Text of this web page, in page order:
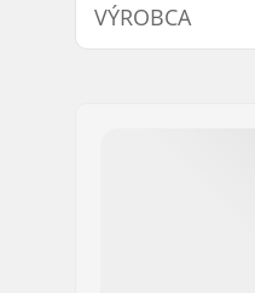
VÝROBCA